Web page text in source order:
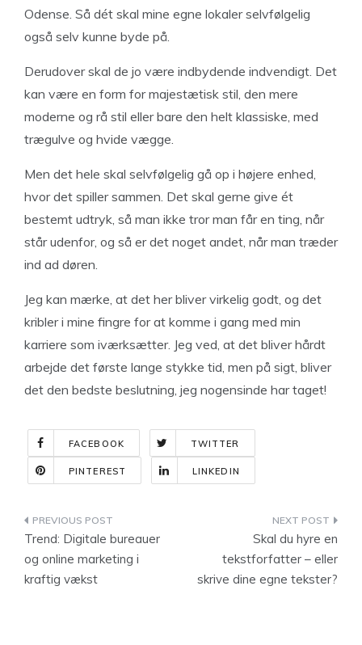
Odense. Så dét skal mine egne lokaler selvfølgelig
også selv kunne byde på.
Derudover skal de jo være indbydende indvendigt. Det
kan være en form for majestætisk stil, den mere
moderne og rå stil eller bare den helt klassiske, med
trægulve og hvide vægge.
Men det hele skal selvfølgelig gå op i højere enhed,
hvor det spiller sammen. Det skal gerne give ét
bestemt udtryk, så man ikke tror man får en ting, når
står udenfor, og så er det noget andet, når man træder
ind ad døren.
Jeg kan mærke, at det her bliver virkelig godt, og det
kribler i mine fingre for at komme i gang med min
karriere som iværksætter. Jeg ved, at det bliver hårdt
arbejde det første lange stykke tid, men på sigt, bliver
det den bedste beslutning, jeg nogensinde har taget!
FACEBOOK TWITTER
PINTEREST LINKEDIN
Indlægsnavigation
Trend: Digitale bureauer
og online marketing i
kraftig vækst
Skal du hyre en
tekstforfatter – eller
skrive dine egne tekster?